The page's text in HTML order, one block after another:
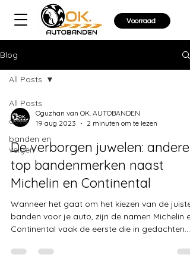
Voorraad
Blog
All Posts
auto
banden en
velgen
All Posts
Oguzhan van OK. AUTOBANDEN
19 aug 2023
2 minuten om te lezen
De verborgen juwelen: andere
top bandenmerken naast
Michelin en Continental
Wanneer het gaat om het kiezen van de juiste
banden voor je auto, zijn de namen Michelin en
Continental vaak de eerste die in gedachten...